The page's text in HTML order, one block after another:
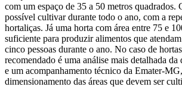
com um espaço de 35 a 50 metros quadrados.
possível cultivar durante todo o ano, com a
hortaliças. Já uma horta com área entre 75 e
suficiente para produzir alimentos que
cinco pessoas durante o ano. No caso de
recomendado é uma análise mais detalhada da
e um acompanhamento técnico da Emater-
dimensionamento das áreas que devem ser